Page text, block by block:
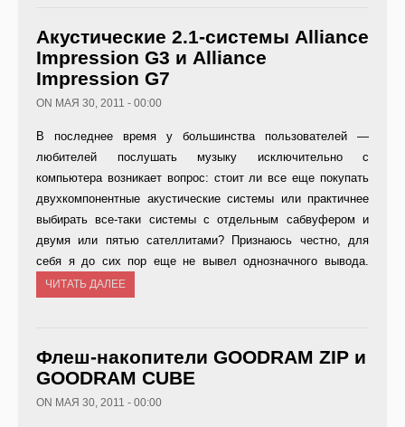
Акустические 2.1-системы Alliance
Impression G3 и Alliance
Impression G7
ON МАЯ 30, 2011 - 00:00
В последнее время у большинства пользователей —
любителей послушать музыку исключительно с
компьютера возникает вопрос: стоит ли все еще покупать
двухкомпонентные акустические системы или практичнее
выбирать все-таки системы с отдельным сабвуфером и
двумя или пятью сателлитами? Признаюсь честно, для
себя я до сих пор еще не вывел однозначного вывода.
ЧИТАТЬ ДАЛЕЕ
Флеш-накопители GOODRAM ZIP и
GOODRAM CUBE
ON МАЯ 30, 2011 - 00:00